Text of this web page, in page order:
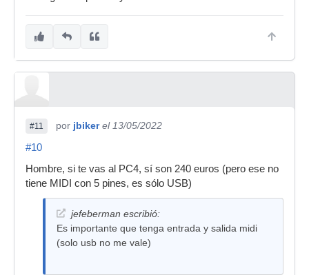
#11 por jbiker el 13/05/2022
#10
Hombre, si te vas al PC4, sí son 240 euros (pero ese no
tiene MIDI con 5 pines, es sólo USB)
jefeberman escribió:
Es importante que tenga entrada y salida midi
(solo usb no me vale)